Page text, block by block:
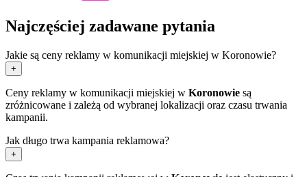
Najczęściej zadawane pytania
Jakie są ceny reklamy w komunikacji miejskiej w Koronowie?
+
Ceny reklamy w komunikacji miejskiej w Koronowie są
zróżnicowane i zależą od wybranej lokalizacji oraz czasu trwania
kampanii.
Jak długo trwa kampania reklamowa?
+